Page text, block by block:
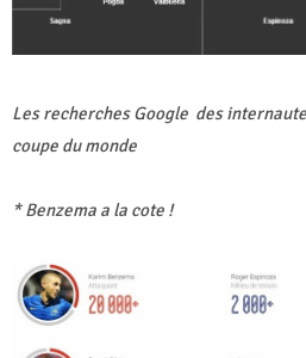
Les recherches Google des
coupe du monde
* Benzema a la cote !